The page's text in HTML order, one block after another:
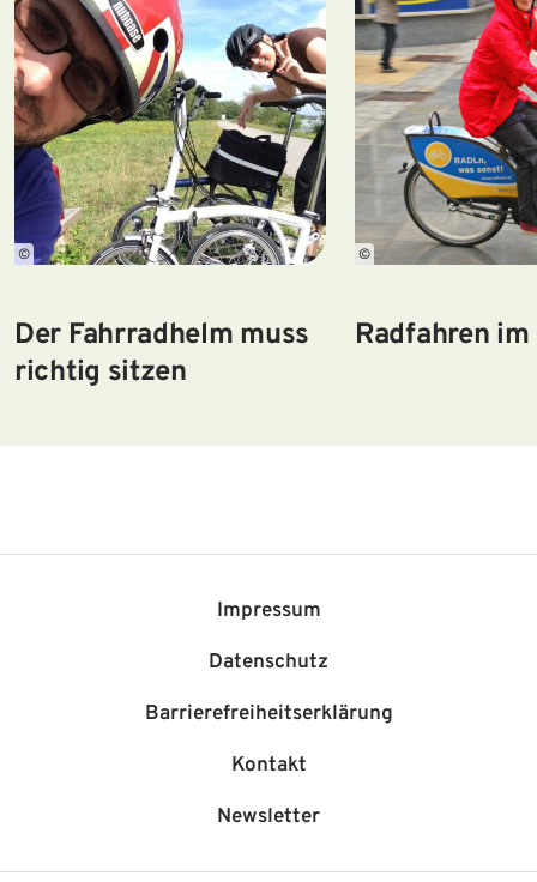
©
Der Fahrradhelm muss
richtig sitzen
©
Radfahren im
Impressum
Datenschutz
Barriere­freiheits­erklärung
Kontakt
Newsletter